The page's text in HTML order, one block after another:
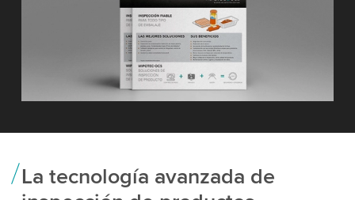
La tecnología avanzada de